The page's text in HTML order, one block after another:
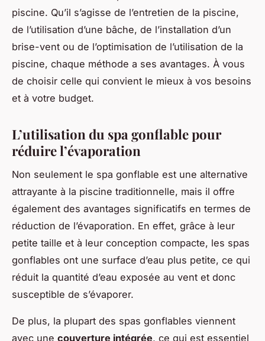
piscine. Qu’il s’agisse de l’entretien de la piscine,
de l’utilisation d’une bâche, de l’installation d’un
brise-vent ou de l’optimisation de l’utilisation de la
piscine, chaque méthode a ses avantages. À vous
de choisir celle qui convient le mieux à vos besoins
et à votre budget.
L’utilisation du spa gonflable pour
réduire l’évaporation
Non seulement le spa gonflable est une alternative
attrayante à la piscine traditionnelle, mais il offre
également des avantages significatifs en termes de
réduction de l’évaporation. En effet, grâce à leur
petite taille et à leur conception compacte, les spas
gonflables ont une surface d’eau plus petite, ce qui
réduit la quantité d’eau exposée au vent et donc
susceptible de s’évaporer.
De plus, la plupart des spas gonflables viennent
avec une couverture intégrée, ce qui est essentiel